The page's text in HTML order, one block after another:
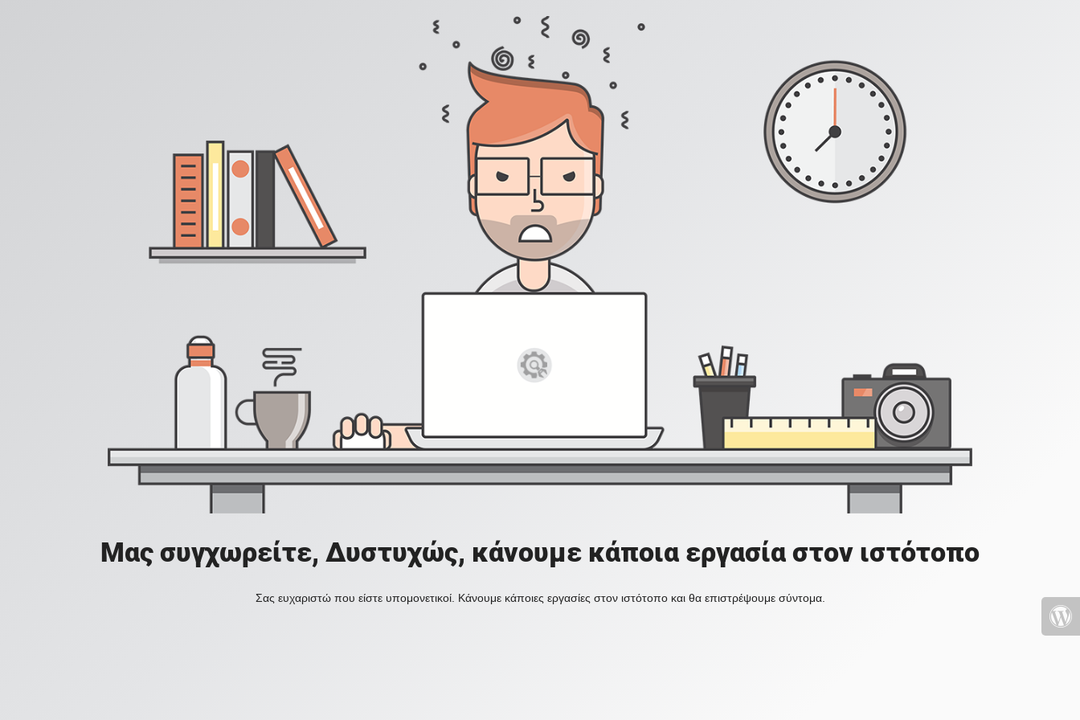
Μας συγχωρείτε, Δυστυχώς, κάνουμε κάποια εργασία στον ιστότοπο
Σας ευχαριστώ που είστε υπομονετικοί. Κάνουμε κάποιες εργασίες στον ιστότοπο και θα επιστρέψουμε σύντομα.